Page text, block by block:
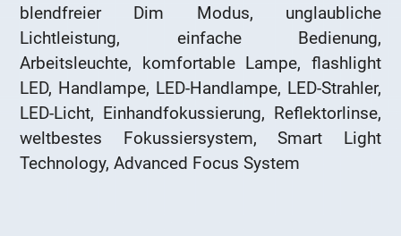
blendfreier Dim Modus, unglaubliche
Lichtleistung, einfache Bedienung,
Arbeitsleuchte, komfortable Lampe, flashlight
LED, Handlampe, LED-Handlampe, LED-Strahler,
LED-Licht, Einhandfokussierung, Reflektorlinse,
weltbestes Fokussiersystem, Smart Light
Technology, Advanced Focus System